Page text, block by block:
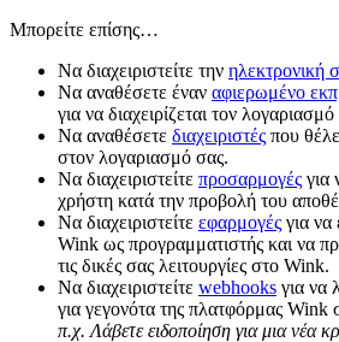
Μπορείτε επίσης…
Να διαχειριστείτε την ηλεκτρονική
Να αναθέσετε έναν αφιερωμένο
για να διαχειρίζεται τον
Να αναθέσετε διαχειριστές που
στον λογαριασμό σας.
Να διαχειριστείτε προσαρμογές για
χρήστη κατά την προβολή του
Να διαχειριστείτε εφαρμογές για
Wink ως προγραμματιστής και να
τις δικές σας λειτουργίες στο Wink.
Να διαχειριστείτε webhooks για να
για γεγονότα της πλατφόρμας Wink
π.χ. Λάβετε ειδοποίηση για μια νέα